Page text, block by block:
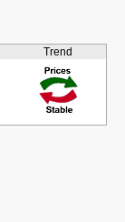
Trend